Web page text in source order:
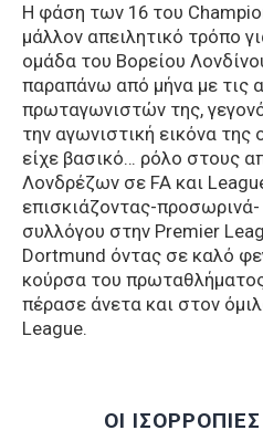
Η φάση των 16 του
μάλλον απειλητικό τρόπο
ομάδα του Βορείου
παραπάνω από μήνα με τις
πρωταγωνιστών της,
την αγωνιστική εικόνα
είχε βασικό… ρόλο στους
Λονδρέζων σε FA και
επισκιάζοντας-προσωρινά-
συλλόγου στην Premier
Dortmund όντας σε καλό
κούρσα του
πέρασε άνετα και στον
League.
ΟΙ